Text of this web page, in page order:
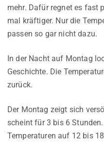
mehr. Dafür regnet es fast
mal kräftiger. Nur die
passen so gar nicht dazu.
In der Nacht auf Montag
Geschichte. Die
zurück.
Der Montag zeigt sich
scheint für 3 bis 6
Temperaturen auf 12 bis